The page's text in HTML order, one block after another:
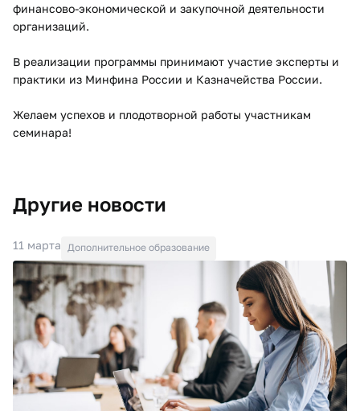
финансово-экономической и закупочной деятельности
организаций.
В реализации программы принимают участие эксперты и
практики из Минфина России и Казначейства России.
Желаем успехов и плодотворной работы участникам
семинара!
Другие новости
11 марта Дополнительное образование